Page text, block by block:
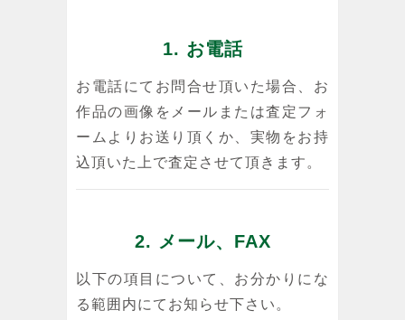
1. お電話
お電話にてお問合せ頂いた場合、お
作品の画像をメールまたは査定フォ
ームよりお送り頂くか、実物をお持
込頂いた上で査定させて頂きます。
2. メール、FAX
以下の項目について、お分かりにな
る範囲内にてお知らせ下さい。